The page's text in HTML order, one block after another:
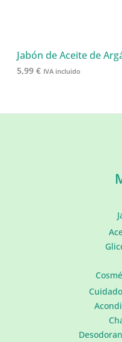
Jabón de Aceite de
5,99 € IVA incluido